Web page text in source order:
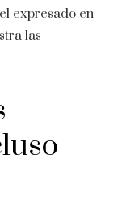
expresado en
las